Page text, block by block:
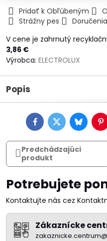
Pridať k Obľúbeným
Strážny pes
Doručenia
V cene je zahrnutý
3,86 €
Výrobca: ELECTROLUX
Popis
FacebookTwitterBluesky
Predchádzajúci
produkt
Potrebujete
Kontaktujte nás cez
Zákaznícke